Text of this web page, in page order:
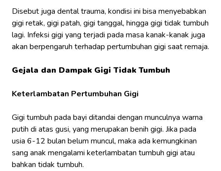
Disebut juga dental trauma, kondisi ini bisa menyebabkan
gigi retak, gigi patah, gigi tanggal, hingga gigi tidak tumbuh
lagi. Infeksi gigi yang terjadi pada masa kanak-kanak juga
akan berpengaruh terhadap pertumbuhan gigi saat remaja.
Gejala dan Dampak Gigi Tidak Tumbuh
Keterlambatan Pertumbuhan Gigi
Gigi tumbuh pada bayi ditandai dengan munculnya warna
putih di atas gusi, yang merupakan benih gigi. Jika pada
usia 6-12 bulan belum muncul, maka ada kemungkinan
sang anak mengalami keterlambatan tumbuh gigi atau
bahkan tidak tumbuh.